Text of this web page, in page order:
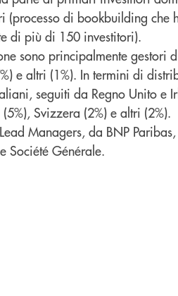
(processo di bookbuilding che
di più di 150 investitori).
sono principalmente gestori
e altri (1%). In termini di
seguiti da Regno Unito e
Svizzera (2%) e altri (2%).
Managers, da BNP Paribas,
Société Générale.